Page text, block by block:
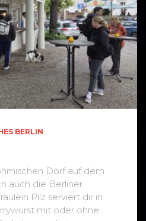
BERLIN
Dorf auf dem
auch die Berliner
Pilz serviert dir in
mit oder ohne